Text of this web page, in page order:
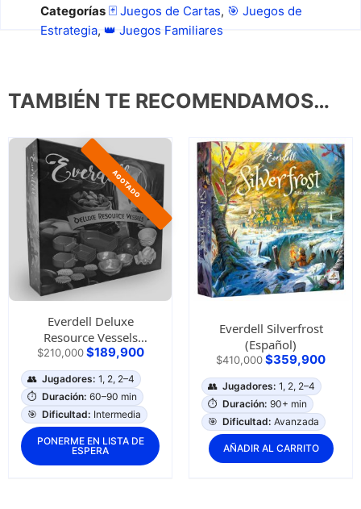
Categorías 🃏 Juegos de Cartas, 🎯 Juegos de
Estrategia, 👑 Juegos Familiares
TAMBIÉN TE RECOMENDAMOS…
Everdell Deluxe
Resource Vessels
(Español)
$210,000 $189,900
👥 Jugadores: 1, 2, 2–4
⏱️ Duración: 60–90 min
🎯 Dificultad: Intermedia
PONERME EN LISTA DE
ESPERA
Everdell Silverfrost
(Español)
$410,000$359,900
👥 Jugadores: 1, 2, 2–4
⏱️ Duración: 90+ min
🎯 Dificultad: Avanzada
AÑADIR AL CARRITO